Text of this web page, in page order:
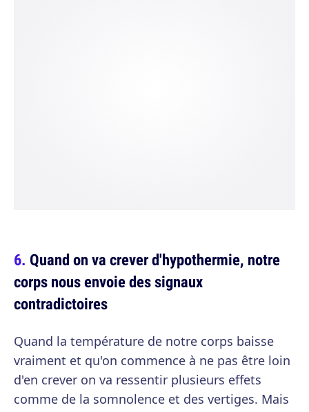
Quand on va crever d'hypothermie, notre
corps nous envoie des signaux
contradictoires
Quand la température de notre corps baisse
vraiment et qu'on commence à ne pas être loin
d'en crever on va ressentir plusieurs effets
comme de la somnolence et des vertiges. Mais